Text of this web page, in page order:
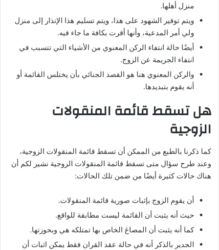
منزل أهلها.
ويتم توفير الشهود على هذا، ويتم تسليم هذا الإنذار إلى منزل
ولي أمر المدعية، وأنها أقرت بكافة ما جاء فيه.
أيضًا حالة انتفاء الركن المعنوي من الأشياء التي تتسبب في
انتفاء الجريمة عن الزوج.
والركن المعنوي هنا هو القصد الجنائي بأن يختلس القائمة أو
أنه يقوم بتبديدها.
هل تسقط قائمة المنقولات
الزوجية
كما ذكرنا بالطبع من الممكن أن تسقط قائمة المنقولات الزوجية،
وعند طرح سؤال متى تسقط قائمة المنقولات الزوجية نشير لكم أن
هناك حالات كثيرة أيضًا من ضمن تلك الحالات:
أن يقوم الزوج بإثبات صورية قائمة المنقولات.
حيث أنه يثبت أن القائمة ليست مطابقة للواقع.
كما أنه يثبت أن المصاغ الخاص بها تمتلكه هي وبحوزتها.
الجدير بالذكر أنه في حالة عقد القران فقط يمكن اثبات أن